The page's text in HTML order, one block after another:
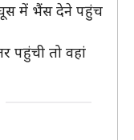
घूस में भैंस देने पहुंच
पहुंची तो वहां